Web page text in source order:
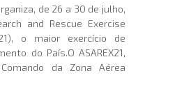
de 26 a 30 de julho,
and Rescue Exercise
o maior exercício de
do País.O ASAREX21,
da Zona Aérea